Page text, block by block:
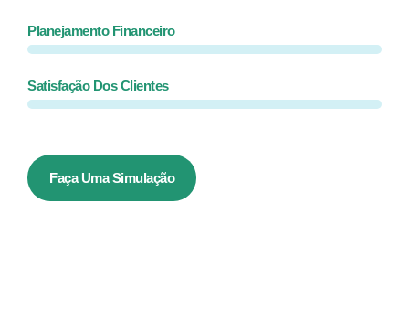
Planejamento Financeiro
Satisfação Dos Clientes
Faça Uma Simulação